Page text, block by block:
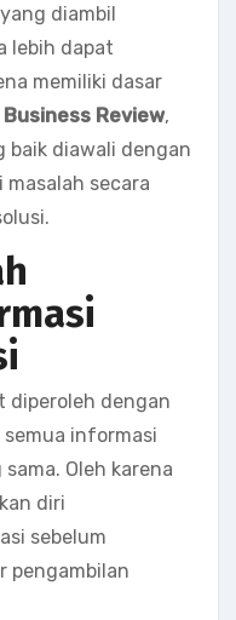
diambil
lebih dapat
memiliki dasar
Review,
baik diawali dengan
secara
diperoleh dengan
informasi
Oleh karena
diri
sebelum
pengambilan